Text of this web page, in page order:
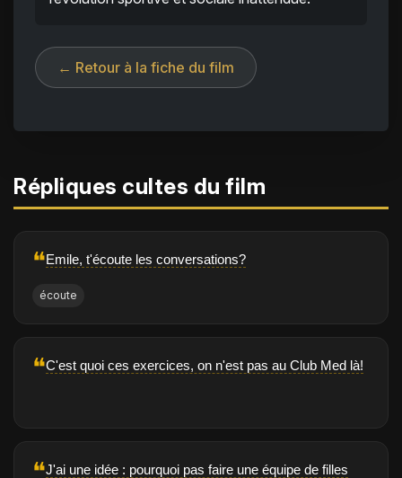
← Retour à la fiche du film
Répliques cultes du film
❝Emile, t'écoute les conversations?
écoute
❝C'est quoi ces exercices, on n'est pas au Club Med là!
❝J'ai une idée : pourquoi pas faire une équipe de filles